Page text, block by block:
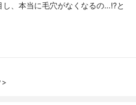
し、本当に毛穴がなくなるの…⁉︎と
>